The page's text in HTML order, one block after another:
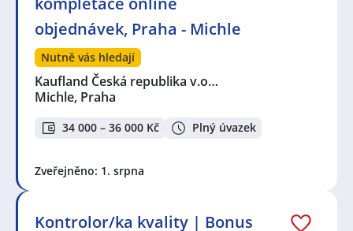
objednávek, Praha - Michle
Nutně vás hledají
Kaufland Česká republika v.o…
Michle, Praha
34 000 – 36 000 Kč Plný úvazek
Zveřejněno: 1. srpna
Kontrolor/ka kvality | Bonus